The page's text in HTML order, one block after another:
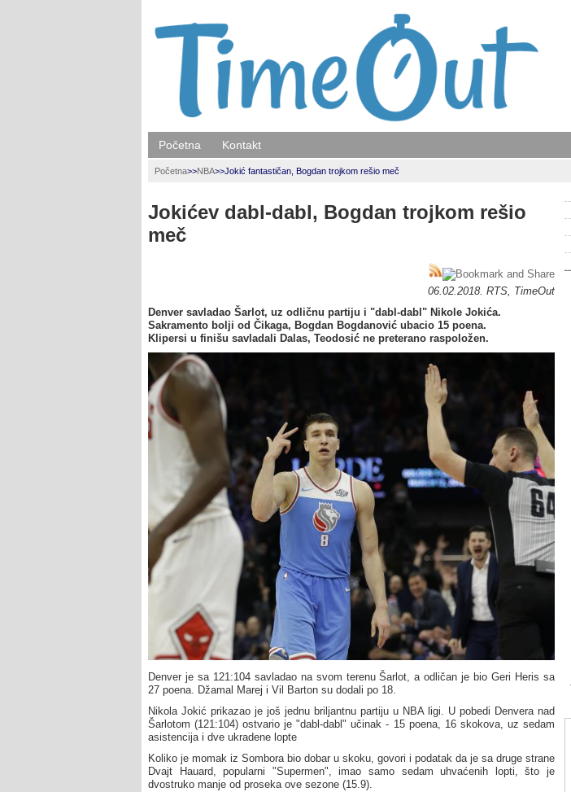
Početna Kontakt
Početna>>NBA>>Jokić fantastičan, Bogdan trojkom rešio meč
Jokićev dabl-dabl, Bogdan trojkom rešio
meč
06.02.2018. RTS, TimeOut
Denver savladao Šarlot, uz odličnu partiju i "dabl-dabl" Nikole Jokića.
Sakramento bolji od Čikaga, Bogdan Bogdanović ubacio 15 poena.
Klipersi u finišu savladali Dalas, Teodosić ne preterano raspoložen.
Denver je sa 121:104 savladao na svom terenu Šarlot, a odličan je bio Geri Heris sa
27 poena. Džamal Marej i Vil Barton su dodali po 18.
Nikola Jokić prikazao je još jednu briljantnu partiju u NBA ligi. U pobedi Denvera nad
Šarlotom (121:104) ostvario je "dabl-dabl" učinak - 15 poena, 16 skokova, uz sedam
asistencija i dve ukradene lopte
Koliko je momak iz Sombora bio dobar u skoku, govori i podatak da je sa druge strane
Dvajt Hauard, popularni "Supermen", imao samo sedam uhvaćenih lopti, što je
dvostruko manje od proseka ove sezone (15.9).